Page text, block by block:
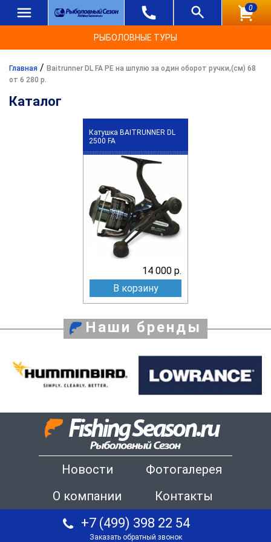
0
РЫБОЛОВНЫЕ ТУРЫ
Главная / Baitrunner DL FA PE на шпулю за один оборот ручки,(см) 68
от 6 280 р.
Каталог
Катушка BAITRUNNER DL
2500 FA
14 000 р.
В корзину
Наши бренды
Новости
Фотогалерея
О компании
Контакты
+7 (499) 398 22 54
Заказать обратный звонок